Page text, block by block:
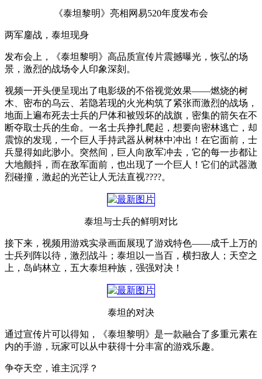
《泰坦黎明》亮相网易520年度发布会
两军鏖战，泰坦现身
发布会上，《泰坦黎明》高品质宣传片震撼曝光，恢弘的场
景，激烈的战场令人印象深刻。
视频一开头便呈现出了电影级的不俗视觉效果——燃烧的树
木、密布的乌云、若隐若现的火光构筑了紧张而激烈的战场，
地面上遍布死去士兵的尸体和被毁坏的战旗，密集的箭矢在不
断夺取士兵的生命。一名士兵挣扎爬起，想要向密林逃亡，却
震惊的发现，一个巨人手持武器从树林中冲出！在它面前，士
兵显得如此渺小。突然间，巨人向敌军冲去，它的每一步都让
大地颤抖，而在敌军面前，也出现了一个巨人！它们的武器激
烈碰撞，激起的光芒让人无法直视????。
泰坦与士兵的鲜明对比
接下来，视频用游戏实录画面展现了游戏特色——成千上万的
士兵列阵以待，激烈战斗；泰坦以一当百，横扫敌人；天空之
上，岛屿林立，五大泰坦种族，强强对决！
泰坦的对决
通过宣传片可以得知，《泰坦黎明》是一款融合了多重元素在
内的手游，玩家可以从中获得十分丰富的游戏乐趣。
争夺天空，谁主沉浮？